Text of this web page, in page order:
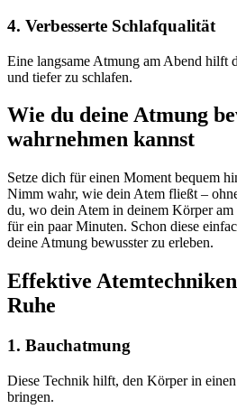
4. Verbesserte Schlafqualität
Eine langsame Atmung am Abend hilft
und tiefer zu schlafen.
Wie du deine Atmung
wahrnehmen kannst
Setze dich für einen Moment bequem
Nimm wahr, wie dein Atem fließt –
du, wo dein Atem in deinem Körper am
für ein paar Minuten. Schon diese
deine Atmung bewusster zu erleben.
Effektive
Ruhe
1. Bauchatmung
Diese Technik hilft, den Körper in
bringen.